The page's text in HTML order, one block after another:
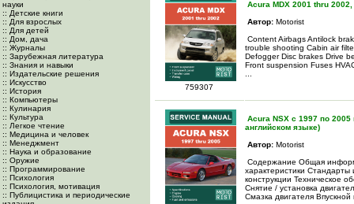
науки
:: Детские книги
:: Для взрослых
:: Для детей
:: Дом, дача
:: Журналы
:: Зарубежная литература
:: Знания и навыки
:: Издательские решения
:: Искусство
:: История
:: Компьютеры
:: Кулинария
:: Культура
:: Легкое чтение
:: Медицина и человек
:: Менеджмент
:: Наука и образование
:: Оружие
:: Программирование
:: Психология
:: Психология, мотивация
:: Публицистика и периодические
759307
Acura MDX 2001 thru
Автор: Motorist
Content Airbags Antilock
trouble shooting Cabin air
Defogger Disc brakes Drive
Front suspension Fuses
Acura NSX с 1997 по 2005
английском языке)
Автор: Motorist
Содержание Общая
характеристики Стандарты
конструкции Техническое
Снятие / установка
Смазка двигателя Впускной